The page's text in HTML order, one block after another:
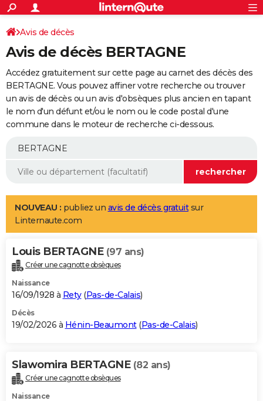
ACTUALITÉS
Politique
Société
Faits Divers
Education
Monde
Villes
+
SPORT
Coupe du monde 2026
Football
Tennis
Cyclisme
Rugby
Forum
Programme TV
TNT
Streaming
Cinéma
Sorties cinéma
Musique
+
FINANCE
Impôts
Immobilier
Risques naturels par ville
Banque
Assurance
Crédit
AUTO
Essais
Réserver un essai
Citadines
Berlines
SUV
Forum auto
+
Mobiles
Meilleur smartphone
Internet
Ordinateurs
Jeux vidéo
Guide high-tech
Aménagement intérieur
LIFESTYLE
Art de vivre
Bien-être
Loisirs
Mode
Modes de vie
Alimentation
Guide de la santé
Maladies
Médicaments
Sommeil
VOYAGE
Destinations
City break
Voyage nature
Voyage de noces
Forum
Climat
+PHOTO
GUIDES D'ACHAT
BONS PLANS
Carte de Noël
Carte Bonne année
Carte Saint-Valentin
Carte Pâques
Carte d'anniversaire
DICTIONNAIRE
Dictionnaire
Biographies
Citations
Expressions
Proverbes
PROGRAMME TV
Avis de décès
Avis de décès BERTAGNE
Accédez gratuitement sur cette page au carnet des décès des
BERTAGNE. Vous pouvez affiner votre recherche ou trouver
un avis de décès ou un avis d'obsèques plus ancien en tapant
le nom d'un défunt et/ou le nom ou le code postal d'une
commune dans le moteur de recherche ci-dessous.
NOUVEAU : publiez un avis de décès gratuitsur
Linternaute.com
Louis BERTAGNE (97 ans)
Créer une cagnotte obsèques
Naissance
16/09/1928 à Rety(Pas-de-Calais)
Décès
19/02/2026 à Hénin-Beaumont(Pas-de-Calais)
Slawomira BERTAGNE (82 ans)
Créer une cagnotte obsèques
Naissance